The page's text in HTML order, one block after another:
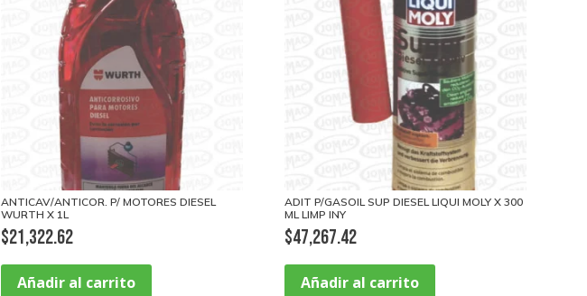
ANTICAV/ANTICOR. P/ MOTORES DIESEL
WURTH X 1L
$21,322.62
Añadir al carrito
ADIT P/GASOIL SUP DIESEL LIQUI MOLY X 300
ML LIMP INY
$47,267.42
Añadir al carrito